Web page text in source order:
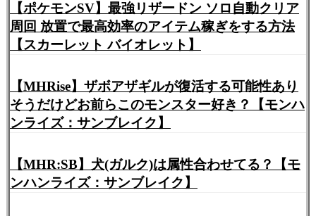
【ポケモンSV】最強リザードン ソロ自動クリア
周回 放置で最高効率のアイテム稼ぎをする方法
【スカーレット バイオレット】
【MHRise】ザボアザギルが復活する可能性あり
そうだけどお前らこのモンスター好き？【モンハ
ンライズ：サンブレイク】
【MHR:SB】犬(ガルク)は属性合わせてる？【モ
ンハンライズ：サンブレイク】